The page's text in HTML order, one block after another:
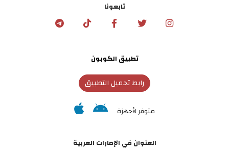
تابعونا
تطبيق الكوبون
رابط تحميل التطبيق
متوفر لأجهزة
العنوان في الإمارات العربية